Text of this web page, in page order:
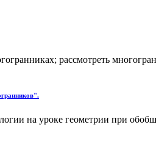
рассмотреть
на уроке геометрии при